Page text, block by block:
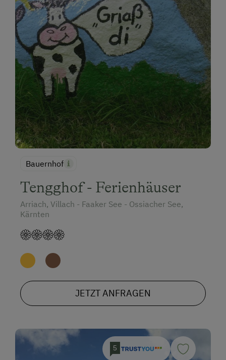
Bauernhof
Tengghof - Ferienhäuser
Arriach, Villach - Faaker See - Ossiacher See,
Kärnten
JETZT ANFRAGEN
5